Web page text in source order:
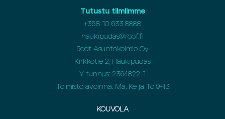
Tutustu tiimiimme
+358 10 633 8888
haukipudas@roof.fi
Roof Asuntokolmio Oy
Kirkkotie 2, Haukipudas
Y-tunnus: 2364822-1
Toimisto avoinna: Ma, Ke ja To 9-13
KOUVOLA